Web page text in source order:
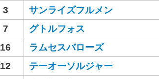
3 サンライズフルメン
7 グトルフォス
16 ラムセスバローズ
12 テーオーソルジャー